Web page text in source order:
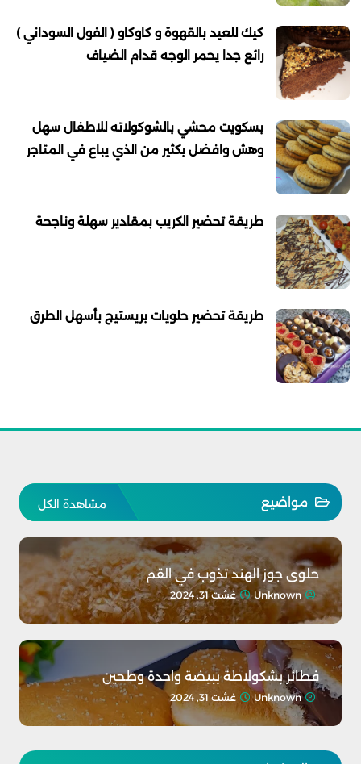
كيك للعيد بالقهوة و كاوكاو ( الفول السوداني )
رائع جدا يحمر الوجه قدام الضياف
بسكويت محشي بالشوكولاته للاطفال سهل
وهش وافضل بكثير من الذي يباع في المتاجر
طريقة تحضير الكريب بمقادير سهلة وناجحة
طريقة تحضير حلويات بريستيج بأسهل الطرق
مشاهدة الكل مواضيع
حلوى جوز الهند تذوب في القم
Unknown غشت 31, 2024
فطائر بشكولاطة ببيضة واحدة وطحين
Unknown غشت 31, 2024